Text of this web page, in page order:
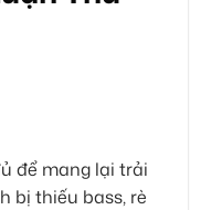
để mang lại trải
bị thiếu bass, rè